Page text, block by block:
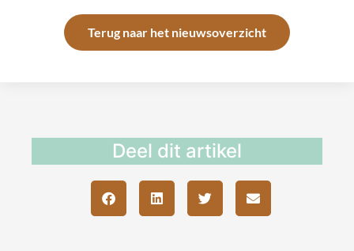
Terug naar het nieuwsoverzicht
Deel dit artikel